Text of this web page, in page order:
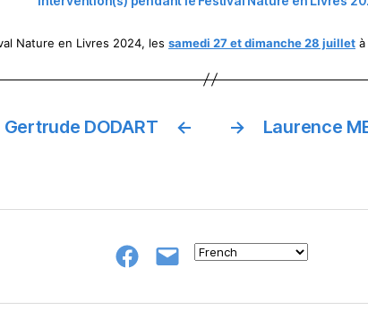
Nature en Livres 2024, les samedi 27 et dimanche 28 juillet à
←
Gertrude DODART → Laurence
GroupeE-